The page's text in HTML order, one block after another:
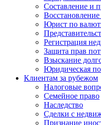
Составление и
Юрист по
Регистрация
Защита прав
Взыскание
Юридическая
Клиентам за рубежом
Налоговые
Семейное право
Наследство
Сделки с
Признание